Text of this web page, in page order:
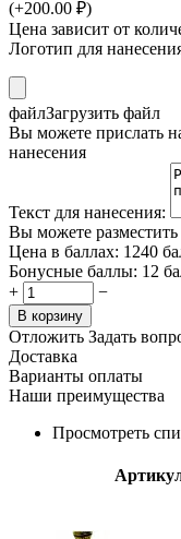
(+200.00 ₽)
Цена зависит от
Логотип для
файлЗагрузить файл
Вы можете прислать
нанесения
Текст для нанесения:
Вы можете разместить
Цена в баллах: 1240
Бонусные баллы: 12
+
−
В корзину
Отложить Задать
Доставка
Варианты оплаты
Наши преимущества
Просмотреть